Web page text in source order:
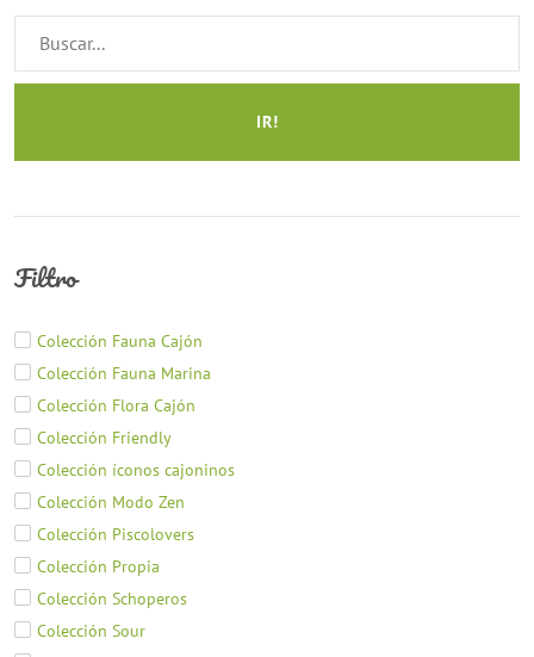
IR!
Filtro
Colección Fauna Cajón
Colección Fauna Marina
Colección Flora Cajón
Colección Friendly
Colección íconos cajoninos
Colección Modo Zen
Colección Piscolovers
Colección Propia
Colección Schoperos
Colección Sour